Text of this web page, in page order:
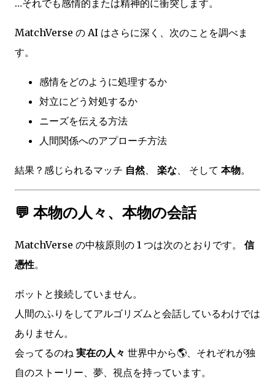
…それでも感情的または精神的に衝突します。
MatchVerse の AI はさらに深く、次のことを調べま
す。
感情をどのように処理するか
対立にどう対処するか
ニーズを伝える方法
人間関係へのアプローチ方法
結果？感じられるマッチ 自然、 楽な 、 そして 本物。
💬 本物の人々、本物の会話
MatchVerse の中核原則の 1 つは次のとおりです。 信
憑性。
ボットと接続していません。
人間のふりをしてアルゴリズムと会話しているわけでは
ありません。
会ってるのね 実在の人々 世界中から🌎、それぞれが独
自のストーリー、夢、視点を持っています。